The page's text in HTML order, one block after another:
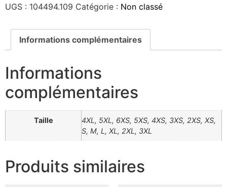
UGS : 104494.109 Catégorie : Non classé
Informations complémentaires
Informations
complémentaires
Taille
4XL, 5XL, 6XS, 5XS, 4XS, 3XS, 2XS, XS,
S, M, L, XL, 2XL, 3XL
Produits similaires